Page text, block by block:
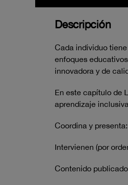
Descripción
Cada individuo
enfoques
innovadora y de
En este capítulo de
aprendizaje
Coordina y
Intervienen (por
Contenido